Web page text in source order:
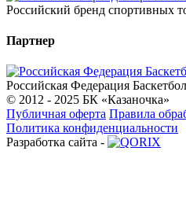
Российский бренд спортивных
Партнер
Российская Федерация
© 2012 - 2025 БК «Казаночка»
Публичная оферта Правила
Политика конфиденциальности
Разработка сайта -